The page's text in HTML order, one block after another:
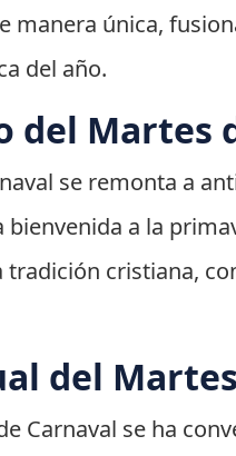
manera única,
del año.
del Martes
se remonta a
a la
cristiana,
del
Carnaval se ha